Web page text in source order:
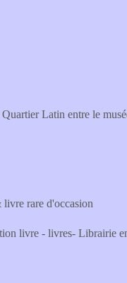
Latin entre le
rare d'occasion
livre - livres- Librairie